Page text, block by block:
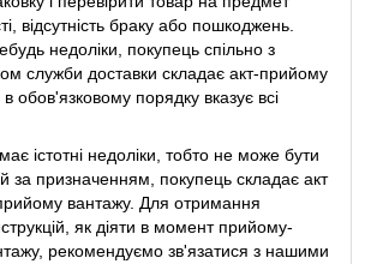
відсутність браку або пошкоджень.
недоліки, покупець спільно з
служби доставки складає акт-прийому
обов'язковому порядку вказує всі
істотні недоліки, тобто не може бути
за призначенням, покупець складає акт
вантажу. Для отримання
як діяти в момент прийому-
рекомендуємо зв'язатися з нашими